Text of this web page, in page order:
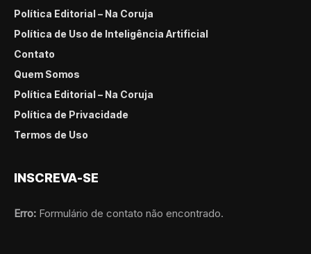
Política Editorial – Na Coruja
Política de Uso de Inteligência Artificial
Contato
Quem Somos
Política Editorial – Na Coruja
Política de Privacidade
Termos de Uso
INSCREVA-SE
Erro: Formulário de contato não encontrado.